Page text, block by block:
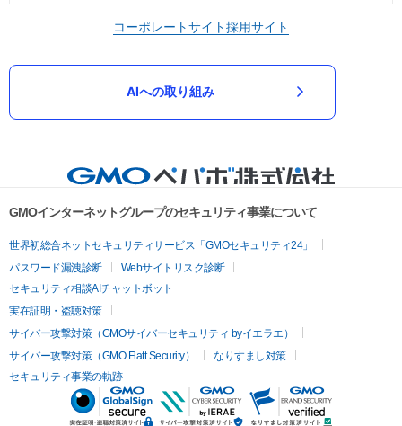
コーポレートサイト採用サイト
AIへの取り組み
GMOインターネットグループのセキュリティ事業について
世界初総合ネットセキュリティサービス「GMOセキュリティ24」
パスワード漏洩診断
Webサイトリスク診断
セキュリティ相談AIチャットボット
実在証明・盗聴対策
サイバー攻撃対策（GMOサイバーセキュリティ byイエラエ）
サイバー攻撃対策（GMO Flatt Security）
なりすまし対策
セキュリティ事業の軌跡